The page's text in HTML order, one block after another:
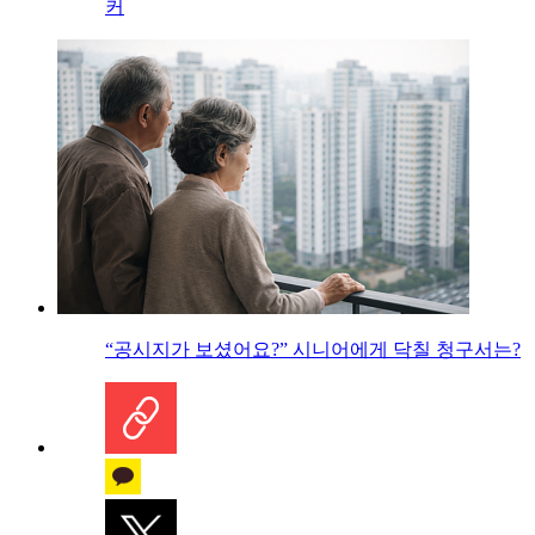
커
“공시지가 보셨어요?” 시니어에게 닥칠 청구서는?